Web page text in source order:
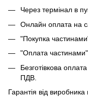
Через термінал в
Онлайн оплата на
"Покупка
"Оплата
Безготівкова
ПДВ.
Гарантія від виробника